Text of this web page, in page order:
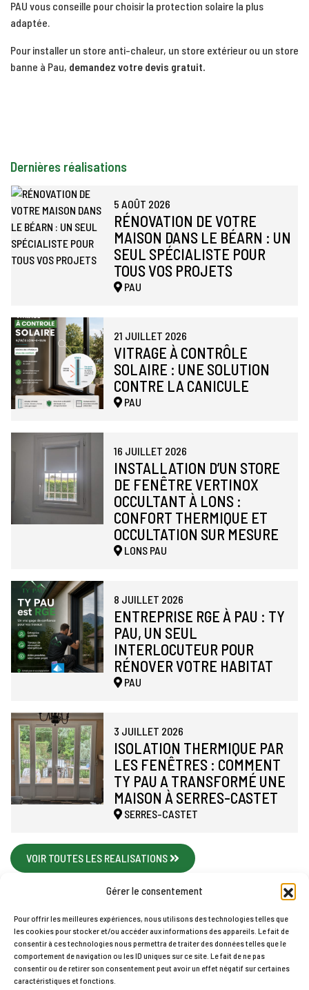
Gérer le consentement
Pour offrir les meilleures expériences, nous utilisons des technologies telles que
les cookies pour stocker et/ou accéder aux informations des appareils. Le fait de
consentir à ces technologies nous permettra de traiter des données telles que le
comportement de navigation ou les ID uniques sur ce site. Le fait de ne pas
consentir ou de retirer son consentement peut avoir un effet négatif sur certaines
caractéristiques et fonctions.
PAU vous conseille pour choisir la protection solaire la plus
adaptée.
Pour installer un store anti-chaleur, un store extérieur ou un store
banne à Pau, demandez votre devis gratuit.
Dernières réalisations
5 AOÛT 2026
RÉNOVATION DE VOTRE
MAISON DANS LE BÉARN : UN
SEUL SPÉCIALISTE POUR
TOUS VOS PROJETS
PAU
21 JUILLET 2026
VITRAGE À CONTRÔLE
SOLAIRE : UNE SOLUTION
CONTRE LA CANICULE
PAU
16 JUILLET 2026
INSTALLATION D’UN STORE
DE FENÊTRE VERTINOX
OCCULTANT À LONS :
CONFORT THERMIQUE ET
OCCULTATION SUR MESURE
LONS PAU
8 JUILLET 2026
ENTREPRISE RGE À PAU : TY
PAU, UN SEUL
INTERLOCUTEUR POUR
RÉNOVER VOTRE HABITAT
PAU
3 JUILLET 2026
ISOLATION THERMIQUE PAR
LES FENÊTRES : COMMENT
TY PAU A TRANSFORMÉ UNE
MAISON À SERRES-CASTET
SERRES-CASTET
VOIR TOUTES LES REALISATIONS
Accueil Contact Mentions légales
Plan du site
Politique de cookies (UE)
TY PAU © 2026